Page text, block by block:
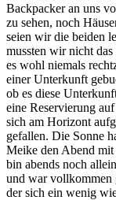
Backpacker an uns
zu sehen, noch
seien wir die beiden
mussten wir nicht
es wohl niemals
einer Unterkunft
ob es diese
eine Reservierung
sich am Horizont
gefallen. Die Sonne
Meike den Abend
bin abends noch
und war vollkommen
der sich ein wenig